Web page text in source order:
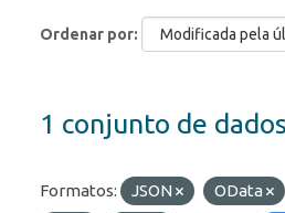
Ordenar por
1 conjunto de
Formatos: JSON OData